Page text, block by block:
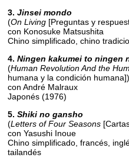
3.Jinsei mondo
(On Living [Preguntas y
con Konosuke Matsushita
Chino simplificado, chino
4.Ningen kakumei to ningen
(Human Revolution And the
humana y la condición humana])
con André Malraux
Japonés (1976)
5.Shiki no gansho
(Letters of Four Seasons
con Yasushi Inoue
Chino simplificado, francés,
tailandés